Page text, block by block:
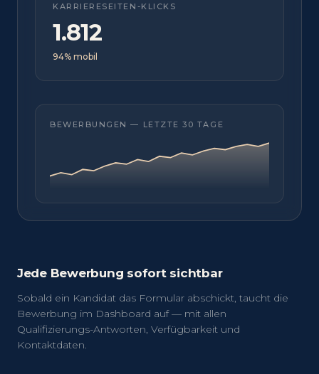
KARRIERESEITEN-KLICKS
1.812
94% mobil
BEWERBUNGEN — LETZTE 30 TAGE
Jede Bewerbung sofort sichtbar
Sobald ein Kandidat das Formular abschickt, taucht die
Bewerbung im Dashboard auf — mit allen
Qualifizierungs-Antworten, Verfügbarkeit und
Kontaktdaten.